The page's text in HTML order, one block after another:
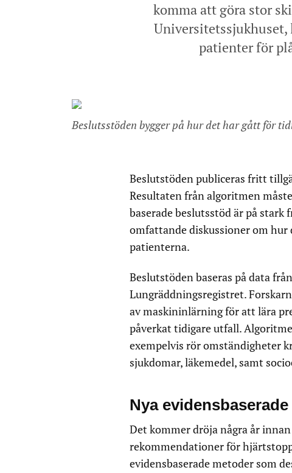
komma att göra stor
Universitetssjukhuset,
patienter för
Beslutsstöden bygger på hur det har gått för
Beslutstöden publiceras fritt
Resultaten från algoritmen
baserade beslutsstöd är på stark
omfattande diskussioner om hur
patienterna.
Beslutstöden baseras på data
Lungräddningsregistret.
av maskininlärning för att lära
påverkat tidigare utfall.
exempelvis rör omständigheter
sjukdomar, läkemedel, samt
Nya
Det kommer dröja några år
rekommendationer för
evidensbaserade metoder som